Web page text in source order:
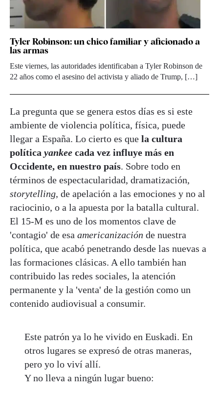
Tyler Robinson: un chico familiar y aficionado a
las armas
Este viernes, las autoridades identificaban a Tyler Robinson de
22 años como el asesino del activista y aliado de Trump, […]
La pregunta que se genera estos días es si este
ambiente de violencia política, física, puede
llegar a España. Lo cierto es que la cultura
política yankee cada vez influye más en
Occidente, en nuestro país. Sobre todo en
términos de espectacularidad, dramatización,
storytelling, de apelación a las emociones y no al
raciocinio, o a la apuesta por la batalla cultural.
El 15-M es uno de los momentos clave de
'contagio' de esa americanización de nuestra
política, que acabó penetrando desde las nuevas a
las formaciones clásicas. A ello también han
contribuido las redes sociales, la atención
permanente y la 'venta' de la gestión como un
contenido audiovisual a consumir.
Este patrón ya lo he vivido en Euskadi. En
otros lugares se expresó de otras maneras,
pero yo lo viví allí.
Y no lleva a ningún lugar bueno: